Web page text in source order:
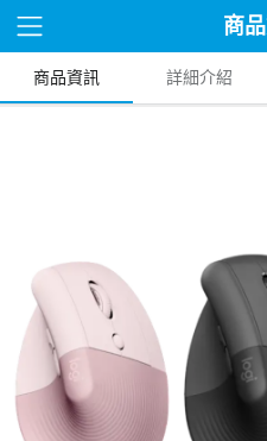
商
商品資訊 詳細介紹